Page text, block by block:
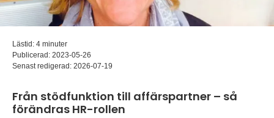
Lästid: 4 minuter
Publicerad: 2023-05-26
Senast redigerad: 2026-07-19
Från stödfunktion till affärspartner – så
förändras HR-rollen